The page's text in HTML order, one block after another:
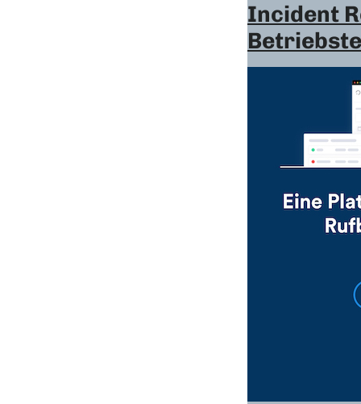
Incident